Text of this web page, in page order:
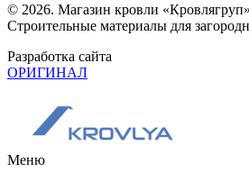
© 2026. Магазин кровли
Строительные материалы для
Разработка сайта
ОРИГИНАЛ
Меню